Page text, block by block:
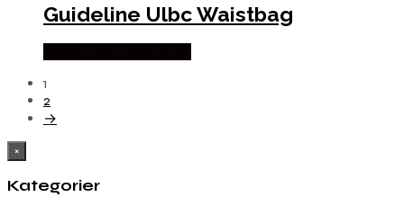
Guideline Ulbc Waistbag
1
2
→
×
Kategorier